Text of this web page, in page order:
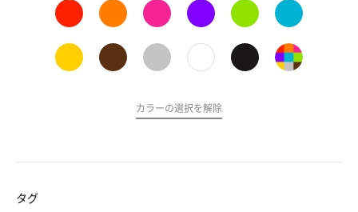
カラーの選択を解除
タグ